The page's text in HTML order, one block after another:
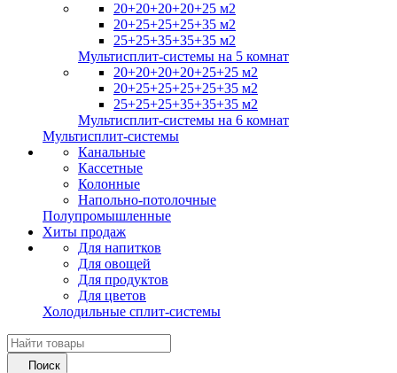
20+20+20+20+25 м2
20+25+25+25+35 м2
25+25+35+35+35 м2
Мультисплит-системы на 5 комнат
20+20+20+20+25+25 м2
20+25+25+25+25+35 м2
25+25+25+35+35+35 м2
Мультисплит-системы на 6 комнат
Мультисплит-системы
Канальные
Кассетные
Колонные
Напольно-потолочные
Полупромышленные
Хиты продаж
Для напитков
Для овощей
Для продуктов
Для цветов
Холодильные сплит-системы
Поиск